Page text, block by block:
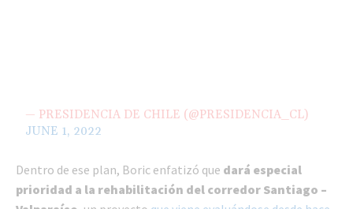
— PRESIDENCIA DE CHILE (@PRESIDENCIA_CL)
JUNE 1, 2022
Dentro de ese plan, Boric enfatizó que dará especial
prioridad a la rehabilitación del corredor Santiago –